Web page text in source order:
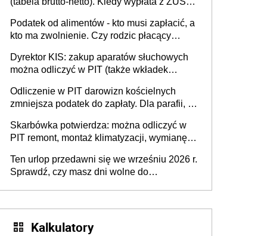
(lokaty, obligacje, czy akcje, fundusze
inwestycyjne)
rencie rodzinnej?
Podatek od alimentów - kto musi zapłacić, a
kto ma zwolnienie. Czy rodzic płacący
Dyrektor KIS: zakup aparatów słuchowych
można odliczyć w PIT (także wkładek
orzeczona niepełnosprawność
Odliczenie w PIT darowizn kościelnych
zmniejsza podatek do zapłaty. Dla parafii, na
mediów promujących kult religijny
Skarbówka potwierdza: można odliczyć w
PIT remont, montaż klimatyzacji, wymianę
AGD - w celu przystosowania mieszkania
dla potrzeb niepełnosprawnego
Ten urlop przedawni się we wrześniu 2026 r.
Sprawdź, czy masz dni wolne do
Kalkulatory